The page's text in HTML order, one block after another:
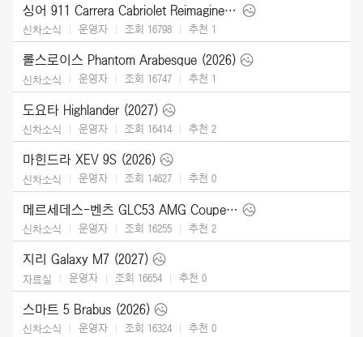
싱어 911 Carrera Cabriolet Reimagined Type 964 (2026)
신차소식 운영자 조회 16798 추천 1
롤스로이스 Phantom Arabesque (2026)
신차소식 운영자 조회 16747 추천 1
도요타 Highlander (2027)
신차소식 운영자 조회 16414 추천 2
마힌드라 XEV 9S (2026)
신차소식 운영자 조회 14627 추천 0
메르세데스-벤츠 GLC53 AMG Coupe (2027)
신차소식 운영자 조회 16255 추천 2
지리 Galaxy M7 (2027)
자료실 운영자 조회 16654 추천 0
스마트 5 Brabus (2026)
신차소식 운영자 조회 16324 추천 0